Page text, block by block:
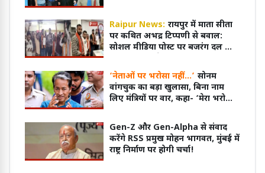
Raipur News: रायपुर में माता सीता
पर कथित अभद्र टिप्पणी से बवाल:
सोशल मीडिया पोस्ट पर बजरंग दल का
‘नेताओं पर भरोसा नहीं…’ सोनम
वांगचुक का बड़ा खुलासा, बिना नाम
लिए मंत्रियों पर वार, कहा- ‘मेरा भरोसा
Gen-Z और Gen-Alpha से संवाद
करेंगे RSS प्रमुख मोहन भागवत, मुंबई में
राष्ट्र निर्माण पर होगी चर्चा!